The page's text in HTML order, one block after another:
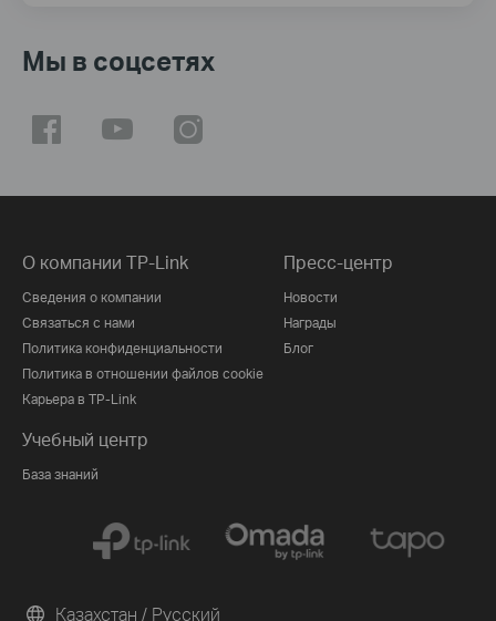
Мы в соцсетях
О компании TP-Link
Сведения о компании
Связаться с нами
Политика конфиденциальности
Политика в отношении файлов cookie
Карьера в TP-Link
Пресс-центр
Новости
Награды
Блог
Учебный центр
База знаний
Казахстан / Русский